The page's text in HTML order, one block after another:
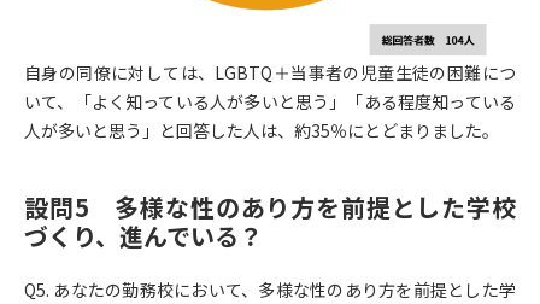
自身の同僚に対しては、LGBTQ＋当事者の児童生徒の困難につ
いて、「よく知っている人が多いと思う」「ある程度知っている
人が多いと思う」と回答した人は、約35％にとどまりました。
設問5 多様な性のあり方を前提とした学校
づくり、進んでいる？
Q5. あなたの勤務校において、多様な性のあり方を前提とした学